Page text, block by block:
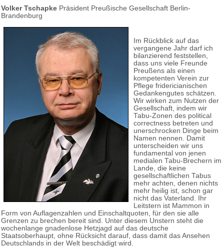
Volker Tschapke Präsident Preußische Gesellschaft Berlin-
Brandenburg
Im Rückblick auf das
vergangene Jahr darf ich
bilanzierend feststellen,
dass uns viele Freunde
Preußens als einen
kompetenten Verein zur
Pflege fridericianischen
Gedankengutes schätzen.
Wir wirken zum Nutzen der
Gesellschaft, indem wir
Tabu-Zonen des political
correctness betreten und
unerschrocken Dinge beim
Namen nennen. Damit
unterscheiden wir uns
fundamental von jenen
medialen Tabu-Brechern im
Lande, die keine
gesellschaftlichen Tabus
mehr achten, denen nichts
mehr heilig ist, schon gar
nicht das Vaterland. Ihr
Leitstern ist Mammon in
Form von Auflagenzahlen und Einschaltquoten, für den sie alle
Grenzen zu brechen bereit sind. Unter diesem Unstern steht die
wochenlange gnadenlose Hetzjagd auf das deutsche
Staatsoberhaupt, ohne Rücksicht darauf, dass damit das Ansehen
Deutschlands in der Welt beschädigt wird.